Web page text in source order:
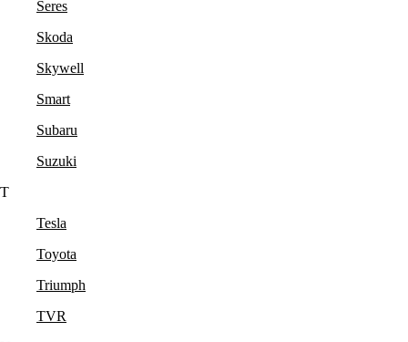
Seres
Skoda
Skywell
Smart
Subaru
Suzuki
T
Tesla
Toyota
Triumph
TVR